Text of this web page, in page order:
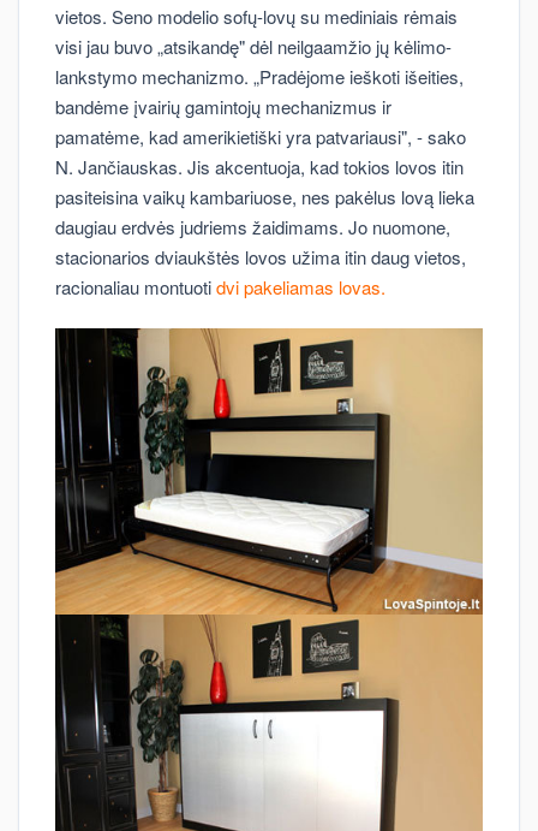
vietos. Seno modelio sofų-lovų su mediniais rėmais
visi jau buvo „atsikandę" dėl neilgaamžio jų kėlimo-
lankstymo mechanizmo. „Pradėjome ieškoti išeities,
bandėme įvairių gamintojų mechanizmus ir
pamatėme, kad amerikietiški yra patvariausi", - sako
N. Jančiauskas. Jis akcentuoja, kad tokios lovos itin
pasiteisina vaikų kambariuose, nes pakėlus lovą lieka
daugiau erdvės judriems žaidimams. Jo nuomone,
stacionarios dviaukštės lovos užima itin daug vietos,
racionaliau montuotidvi pakeliamas lovas.